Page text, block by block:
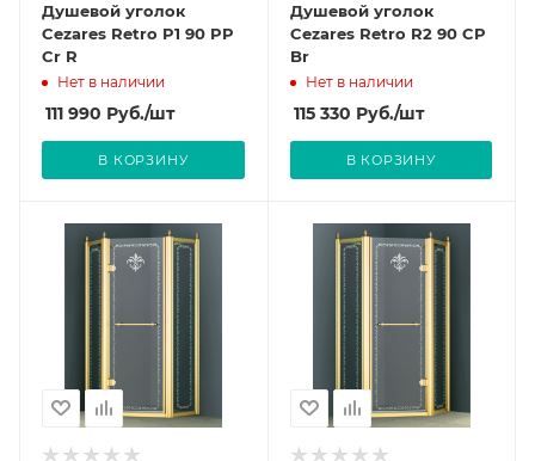
Душевой уголок
Cezares Retro P1 90 PP
Cr R
Нет в наличии
111 990 Руб./шт
В КОРЗИНУ
Душевой уголок
Cezares Retro R2 90 CP
Br
Нет в наличии
115 330 Руб./шт
В КОРЗИНУ